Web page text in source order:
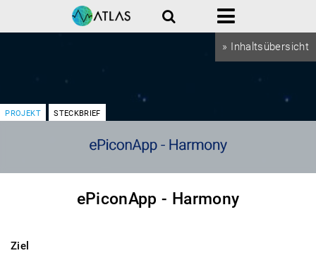
» Inhaltsübersicht
Suche Menü
PROJEKT STECKBRIEF
ePiconApp - Harmony
Ziel